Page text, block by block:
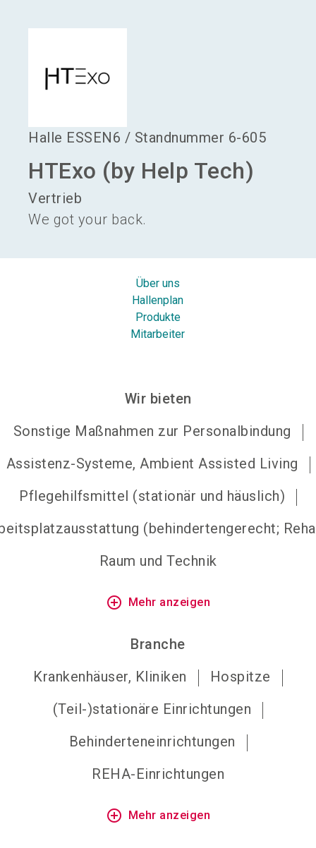
Halle ESSEN6 / Standnummer 6-605
HTExo (by Help Tech)
Vertrieb
We got your back.
Über uns
Hallenplan
Produkte
Mitarbeiter
Wir bieten
Sonstige Maßnahmen zur Personalbindung
Assistenz-Systeme, Ambient Assisted Living
Pflegehilfsmittel (stationär und häuslich)
(behindertengerecht;
Raum und Technik
add_circle_outline Mehr anzeigen
Branche
Krankenhäuser, Kliniken
Hospitze
(Teil-)stationäre Einrichtungen
Behinderteneinrichtungen
REHA-Einrichtungen
add_circle_outline Mehr anzeigen